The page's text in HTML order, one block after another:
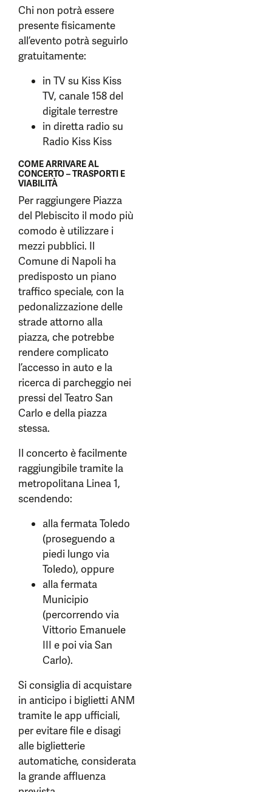
Chi non potrà essere
presente fisicamente
all’evento potrà seguirlo
gratuitamente:
in TV su Kiss Kiss
TV, canale 158 del
digitale terrestre
in diretta radio su
Radio Kiss Kiss
COME ARRIVARE AL
CONCERTO – TRASPORTI E
VIABILITÀ
Per raggiungere Piazza
del Plebiscito il modo più
comodo è utilizzare i
mezzi pubblici. Il
Comune di Napoli ha
predisposto un piano
traffico speciale, con la
pedonalizzazione delle
strade attorno alla
piazza, che potrebbe
rendere complicato
l’accesso in auto e la
ricerca di parcheggio nei
pressi del Teatro San
Carlo e della piazza
stessa.
Il concerto è facilmente
raggiungibile tramite la
metropolitana Linea 1,
scendendo:
alla fermata Toledo
(proseguendo a
piedi lungo via
Toledo), oppure
alla fermata
Municipio
(percorrendo via
Vittorio Emanuele
III e poi via San
Carlo).
Si consiglia di acquistare
in anticipo i biglietti ANM
tramite le app ufficiali,
per evitare file e disagi
alle biglietterie
automatiche, considerata
la grande affluenza